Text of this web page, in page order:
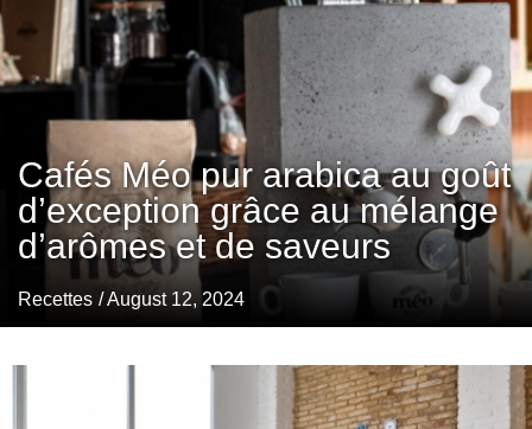
Cafés Méo pur arabica au goût
d’exception grâce au mélange
d’arômes et de saveurs
Recettes / August 12, 2024